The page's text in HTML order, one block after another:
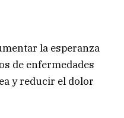
la esperanza
de enfermedades
y reducir el dolor